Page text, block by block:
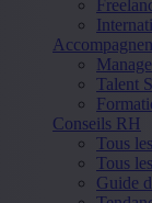
Talent
Conseils RH
Tous
Tous
Guide